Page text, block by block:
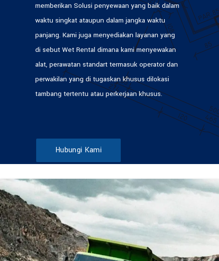
memberikan Solusi penyewaan yang baik dalam
waktu singkat ataupun dalam jangka waktu
panjang. Kami juga menyediakan layanan yang
di sebut Wet Rental dimana kami menyewakan
alat, perawatan standart termasuk operator dan
perwakilan yang di tugaskan khusus dilokasi
tambang tertentu atau perkerjaan khusus.
Hubungi Kami